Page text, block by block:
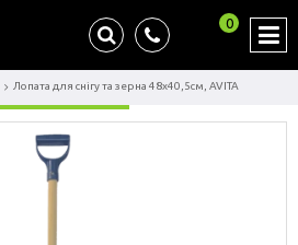
0
Лопата для снігу та зерна 48х40,5см, AVITA